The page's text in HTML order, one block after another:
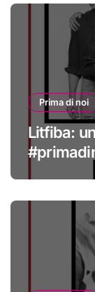
Prima di noi
Litfiba: